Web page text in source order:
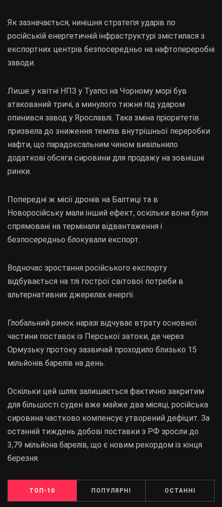
Як зазначається, нинішня стратегія ударів по
російській енергетичній інфраструктурі змістилася з
експортних центрів безпосередньо на нафтопереробні
заводи.
Лише у квітні НПЗ у Туапсі на Чорному морі був
атакований тричі, а минулого тижня під ударом
опинився завод у Ярославлі. Така зміна пріоритетів
призвела до зниження темпів внутрішньої переробки
нафти, що парадоксальним чином вивільнило
додаткові обсяги сировини для продажу на зовнішні
ринки.
Попередні ж місії дронів на Балтиці та в
Новоросійську мали інший ефект, оскільки вони були
спрямовані на термінали відвантаження і
безпосередньо блокували експорт.
Водночас зростання російського експорту
відбувається на тлі гострої світової потреби в
альтернативних джерелах енергії.
Глобальний ринок наразі відчуває втрату основної
частини поставок із Перської затоки, де через
Ормузьку протоку зазвичай проходило близько 15
мільйонів барелів на день.
Оскільки цей шлях залишається фактично закритим
для більшості суден вже майже два місяці, російська
сировина частково компенсує утворений дефіцит. За
останній тиждень добові поставки з РФ зросли до
3,79 мільйона барелів, що є новим рекордом із кінця
березня.
ТОП-10 ПОПУЛЯРНІ ОСТАННІ